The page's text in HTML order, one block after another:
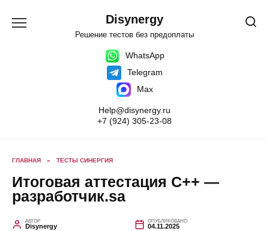
содержанию
Disynergy
Решение тестов без предоплаты
WhatsApp
Telegram
Max
Help@disynergy.ru
+7 (924) 305-23-08
ГЛАВНАЯ » ТЕСТЫ СИНЕРГИЯ
Итоговая аттестация C++ —
разработчик.sa
АВТОР
Disynergy
ОПУБЛИКОВАНО
04.11.2025